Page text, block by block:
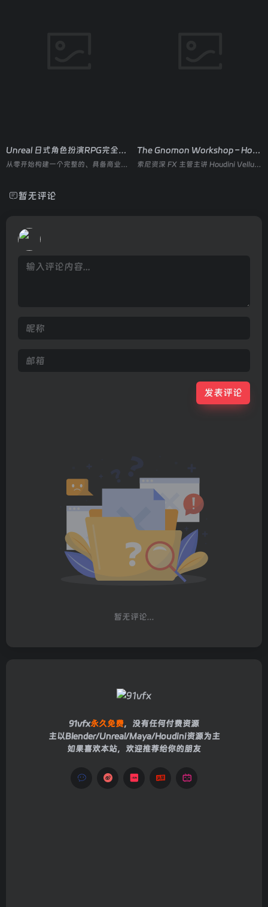
Unreal 日式角色扮演RPG完全入门
从零开始构建一个完整的、具备商业水准的 2.5D（2D 角色 + 3D 场景）日式角色扮演游戏（JRPG） 的高级实战课程
The Gnomon Workshop – Houdini 雪地模拟(双语)
索尼资深 FX 主管主讲 Houdini Vellum 雪模拟与渲染全流程
暂无评论
发表评论
暂无评论...
91vfx永久免费，没有任何付费资源
主以Blender/Unreal/Maya/Houdini资源为主
如果喜欢本站，欢迎推荐给你的朋友